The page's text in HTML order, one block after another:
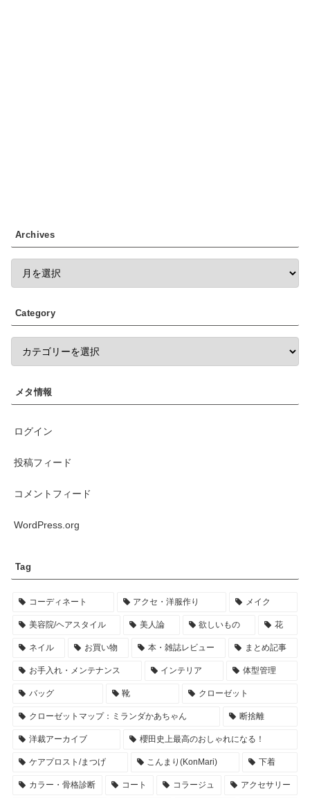
Archives
Category
メタ情報
ログイン
投稿フィード
コメントフィード
WordPress.org
Tag
コーディネート アクセ・洋服作り メイク
美容院/ヘアスタイル 美人論 欲しいもの 花
ネイル お買い物 本・雑誌レビュー まとめ記事
お手入れ・メンテナンス インテリア 体型管理
バッグ 靴 クローゼット
クローゼットマップ：ミランダかあちゃん 断捨離
洋裁アーカイブ 櫻田史上最高のおしゃれになる！
ケアプロスト/まつげ こんまり(KonMari) 下着
カラー・骨格診断 コート コラージュ アクセサリー